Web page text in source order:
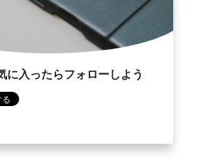
に入ったらフォローしよう